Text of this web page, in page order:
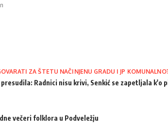
ZA ŠTETU NAČINJENU GRADU I JP
Radnici nisu krivi, Senkić se zapetljala k'o
večeri folklora u Podveležju